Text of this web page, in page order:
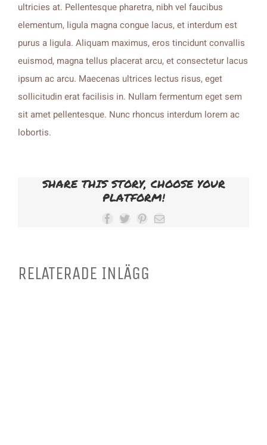
ultricies at. Pellentesque pharetra, nibh vel faucibus
elementum, ligula magna congue lacus, et interdum est
purus a ligula. Aliquam maximus, eros tincidunt convallis
euismod, magna tellus placerat arcu, et consectetur lacus
ipsum ac arcu. Maecenas ultrices lectus risus, eget
sollicitudin erat facilisis in. Nullam fermentum eget sem
sit amet pellentesque. Nunc rhoncus interdum lorem ac
lobortis.
SHARE THIS STORY, CHOOSE YOUR
PLATFORM!
Facebook
TwitterPinterest
E-
RELATERADE INLÄGG